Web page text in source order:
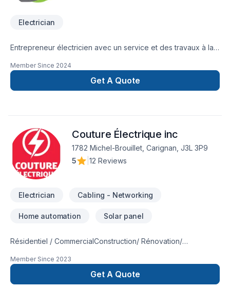
commercial ou industriel.
Electrician
Entrepreneur électricien avec un service et des travaux à la
travaux et vous ne serez pas déçu.
Member Since 2024
Get A Quote
Couture Électrique inc
1782 Michel-Brouillet, Carignan, J3L 3P9
5
12 Reviews
Electrician Cabling - Networking
Home automation Solar panel
Résidentiel / CommercialConstruction/ Rénovation/
Rénovation-Changement de panneau Électrique -
Changement d'Entrée Électrique-Ajout de panneau de
Génératrice -Réparation de problème Électrique
Member Since 2023
Get A Quote